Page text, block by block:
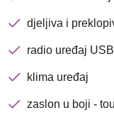
djeljiva i
radio uređaj USB
klima uređaj
zaslon u boji -
Brza